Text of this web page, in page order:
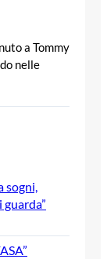
a Tommy
nelle
sogni,